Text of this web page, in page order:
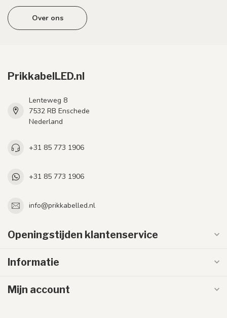
Over ons
PrikkabelLED.nl
Lenteweg 8
7532 RB Enschede
Nederland
+31 85 773 1906
+31 85 773 1906
info@prikkabelled.nl
Openingstijden klantenservice
Informatie
Mijn account